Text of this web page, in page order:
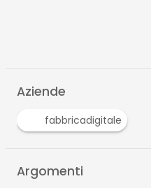
Aziende
fabbricadigitale
Argomenti